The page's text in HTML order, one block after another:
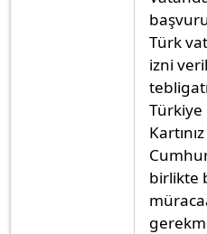
Türk
izni
birlikte